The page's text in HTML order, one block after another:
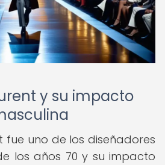
y su impacto
fue uno de los diseñadores
los años 70 y su impacto